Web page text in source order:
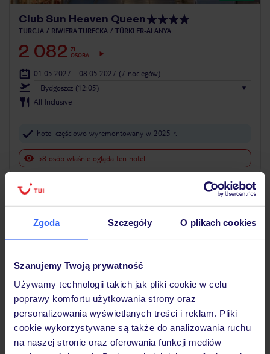
Zgoda Szczegóły O plikach cookies
Szanujemy Twoją prywatność
Używamy technologii takich jak pliki cookie w celu
poprawy komfortu użytkowania strony oraz
personalizowania wyświetlanych treści i reklam. Pliki
cookie wykorzystywane są także do analizowania ruchu
na naszej stronie oraz oferowania funkcji mediów
Club Sun Heaven Queen
TURCJA RIWIERA TURECKA TÜRKLER-ALANYA
2 082 ZŁ
OSOBA
01.05.2027 - 08.05.2027 (7 noclegów)
Bydgoszcz (12:05)
All Inclusive
hotel częściowo wyremontowany w 2025 r.
58 osób właśnie ogląda ten hotel
3.8/5